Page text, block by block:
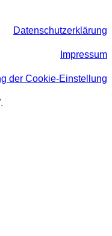
Datenschutzerklärung
Impressum
der Cookie-Einstellung